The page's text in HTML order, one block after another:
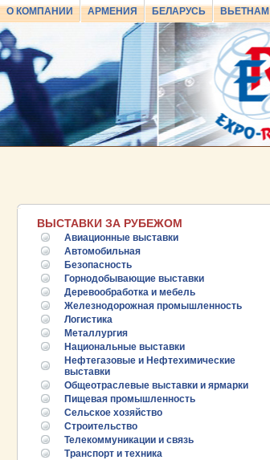
О КОМПАНИИ АРМЕНИЯ БЕЛАРУСЬ ВЬЕТНАМ
ВЫСТАВКИ ЗА РУБЕЖОМ
Авиационные выставки
Автомобильная
Безопасность
Горнодобывающие выставки
Деревообработка и мебель
Железнодорожная промышленность
Логистика
Металлургия
Национальные выставки
Нефтегазовые и Нефтехимические
выставки
Общеотраслевые выставки и ярмарки
Пищевая промышленность
Сельское хозяйство
Строительство
Телекоммуникации и связь
Транспорт и техника